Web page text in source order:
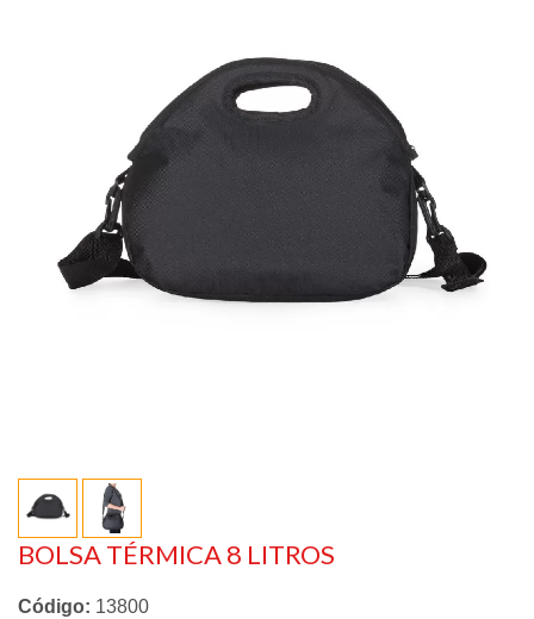
BOLSA TÉRMICA 8 LITROS
Código: 13800